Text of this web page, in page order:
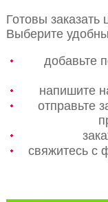
Готовы
Выберите
добавьте
напишите
отправьте
свяжитесь с